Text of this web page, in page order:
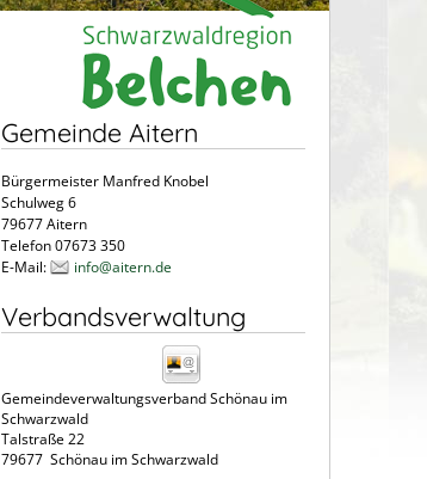
Gemeinde Aitern
Bürgermeister Manfred Knobel
Schulweg 6
79677 Aitern
Telefon 07673 350
E-Mail:
info@aitern.de
Verbandsverwaltung
Gemeindeverwaltungsverband Schönau im
Schwarzwald
Talstraße 22
79677 Schönau im Schwarzwald